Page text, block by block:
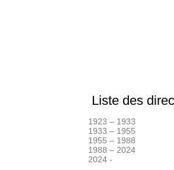
Liste des
1923 – 1933
1933 – 1955
1955 – 1988
1988 – 2024
2024 -